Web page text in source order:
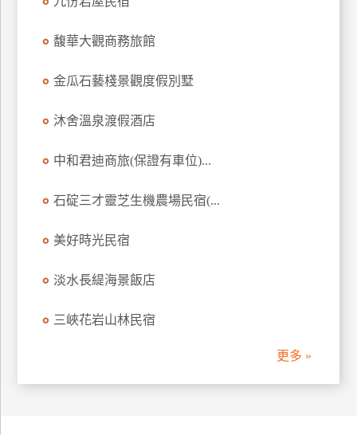
馥華大觀商務旅館
金瓜石藝棧景觀度假別墅
沐舍溫泉渡假酒店
中和君迪商旅(保證有車位)...
石碇三才靈芝生機農場民宿(...
美好時光民宿
淡水長緹海景飯店
三峽花岩山林民宿
更多 »